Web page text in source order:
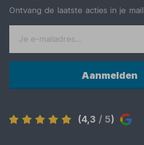
Ontvang de laatste acties in je
Aanmelden
(4,3 / 5)